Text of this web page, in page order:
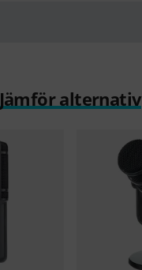
Jämför alternativ